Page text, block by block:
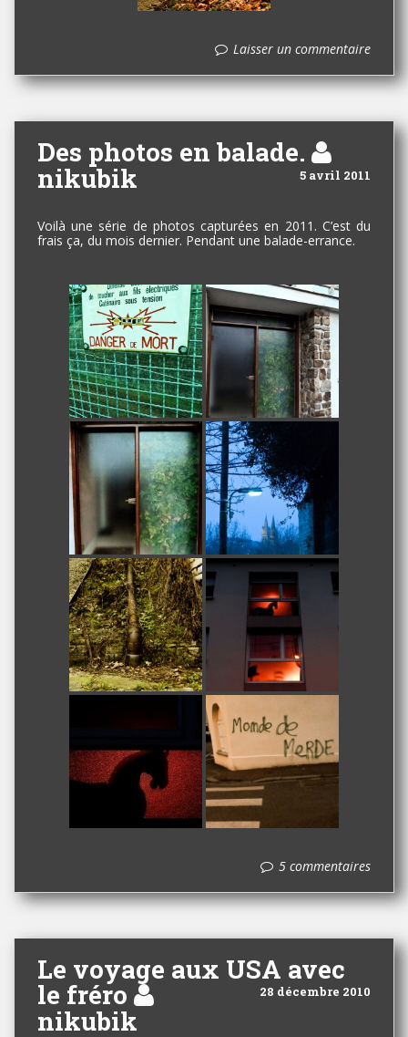
Laisser un commentaire
Des photos en balade.
5 avril 2011
nikubik
Voilà une série de photos capturées en 2011. C’est du
frais ça, du mois dernier. Pendant une balade-errance.
5 commentaires
Le voyage aux USA avec
le fréro 28 décembre 2010
nikubik